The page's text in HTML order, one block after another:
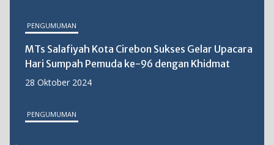
PENGUMUMAN
MTs Salafiyah Kota Cirebon Sukses Gelar Upacara
Hari Sumpah Pemuda ke-96 dengan Khidmat
28 Oktober 2024
PENGUMUMAN